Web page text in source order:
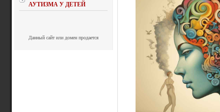
АУТИЗМА У ДЕТЕЙ
Данный сайт или домен продается